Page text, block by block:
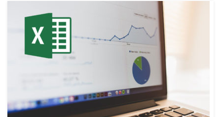
amb Tractament de textos i la seva automatització amb l’ús
de formularis. Objectius específics Crear i dissenyar…